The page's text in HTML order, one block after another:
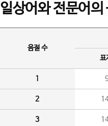
일상어와 전문어의
음절 수
표
1
2
3